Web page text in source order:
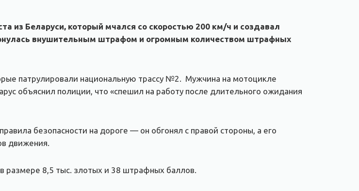
из Беларуси, который мчался со скоростью 200 км/ч и создавал
внушительным штрафом и огромным количеством штрафных
патрулировали национальную трассу №2. Мужчина на мотоцикле
объяснил полиции, что «спешил на работу после длительного ожидания
безопасности на дороге — он обгонял с правой стороны, а его
движения.
размере 8,5 тыс. злотых и 38 штрафных баллов.